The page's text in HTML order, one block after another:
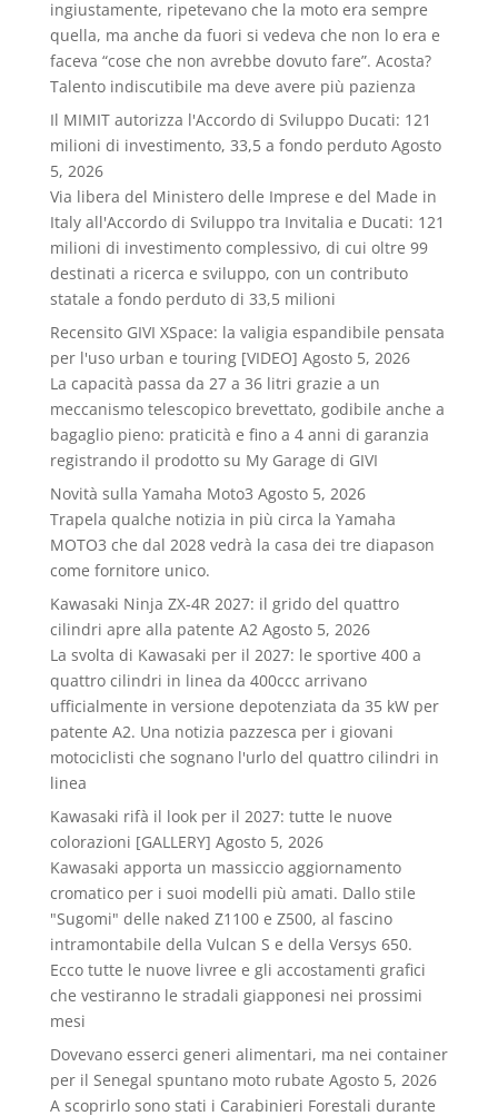
ingiustamente, ripetevano che la moto era sempre
quella, ma anche da fuori si vedeva che non lo era e
faceva “cose che non avrebbe dovuto fare”. Acosta?
Talento indiscutibile ma deve avere più pazienza
Il MIMIT autorizza l'Accordo di Sviluppo Ducati: 121
milioni di investimento, 33,5 a fondo perduto Agosto
5, 2026
Via libera del Ministero delle Imprese e del Made in
Italy all'Accordo di Sviluppo tra Invitalia e Ducati: 121
milioni di investimento complessivo, di cui oltre 99
destinati a ricerca e sviluppo, con un contributo
statale a fondo perduto di 33,5 milioni
Recensito GIVI XSpace: la valigia espandibile pensata
per l'uso urban e touring [VIDEO] Agosto 5, 2026
La capacità passa da 27 a 36 litri grazie a un
meccanismo telescopico brevettato, godibile anche a
bagaglio pieno: praticità e fino a 4 anni di garanzia
registrando il prodotto su My Garage di GIVI
Novità sulla Yamaha Moto3 Agosto 5, 2026
Trapela qualche notizia in più circa la Yamaha
MOTO3 che dal 2028 vedrà la casa dei tre diapason
come fornitore unico.
Kawasaki Ninja ZX-4R 2027: il grido del quattro
cilindri apre alla patente A2 Agosto 5, 2026
La svolta di Kawasaki per il 2027: le sportive 400 a
quattro cilindri in linea da 400ccc arrivano
ufficialmente in versione depotenziata da 35 kW per
patente A2. Una notizia pazzesca per i giovani
motociclisti che sognano l'urlo del quattro cilindri in
linea
Kawasaki rifà il look per il 2027: tutte le nuove
colorazioni [GALLERY] Agosto 5, 2026
Kawasaki apporta un massiccio aggiornamento
cromatico per i suoi modelli più amati. Dallo stile
"Sugomi" delle naked Z1100 e Z500, al fascino
intramontabile della Vulcan S e della Versys 650.
Ecco tutte le nuove livree e gli accostamenti grafici
che vestiranno le stradali giapponesi nei prossimi
mesi
Dovevano esserci generi alimentari, ma nei container
per il Senegal spuntano moto rubate Agosto 5, 2026
A scoprirlo sono stati i Carabinieri Forestali durante